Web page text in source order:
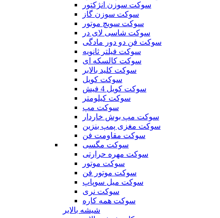
سوکت سوزن انژکتور
سوکت سوزن گاز
سوکت سویچ موتور
سوکت شاسی لای در
سوکت فن دو دور مادگی
سوکت فیلتر ثانویه
سوکت کالسکه ای
سوکت کلید بالابر
سوکت کویل
سوکت کویل 4 فیش
سوکت کیلومتر
سوکت مپ
سوکت مپ بوش خاردار
سوکت مغزی پمپ بنزین
سوکت مقاومت فن
سوکت مگسی
سوکت مهره حرارتی
سوکت موتور
سوکت موتور فن
سوکت میل سوپاپ
سوکت نری
سوکت همه کاره
شیشه بالابر